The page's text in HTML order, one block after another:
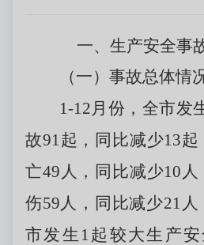
一、生产安全事
（一）事故总体情
1-12月份，全市发
故91起，同比减少13起
亡49人，同比减少10人
伤59人，同比减少21人
市发生1起较大生产